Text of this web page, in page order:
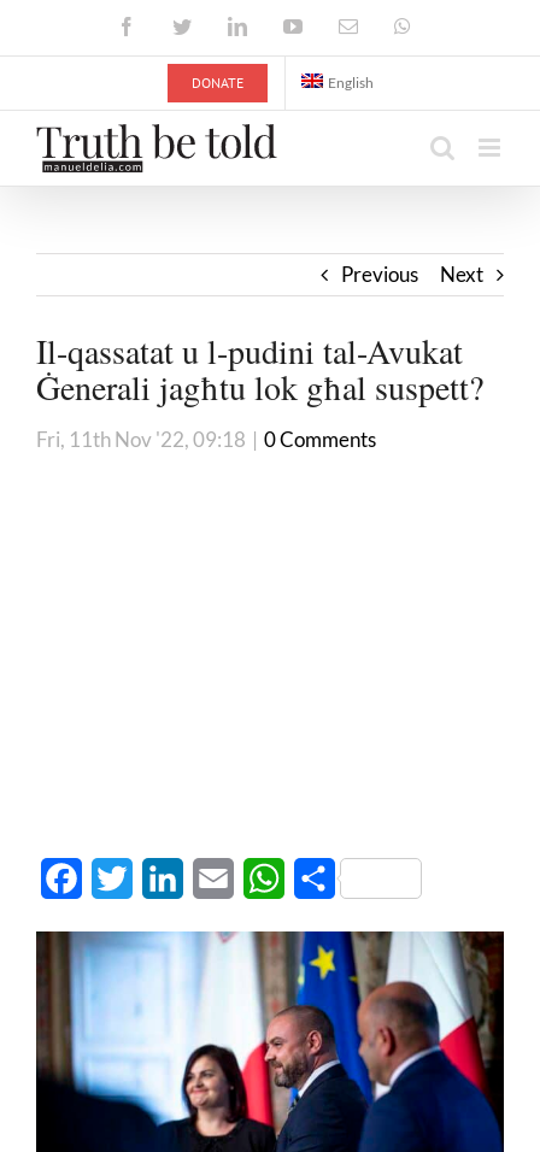
FacebookTwitterLinkedInYouTubeEmail
DONATE English
Previous Next
Il-qassatat u l-pudini tal-Avukat
Ġenerali jagħtu lok għal suspett?
Fri, 11th Nov '22, 09:18 | 0 Comments
FacebookTwitter LinkedInEmail WhatsApp
Share